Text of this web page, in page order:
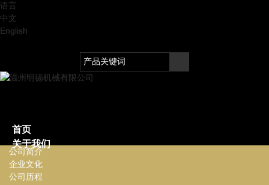
语言
中文
English
首页
关于我们
公司简介
企业文化
公司历程